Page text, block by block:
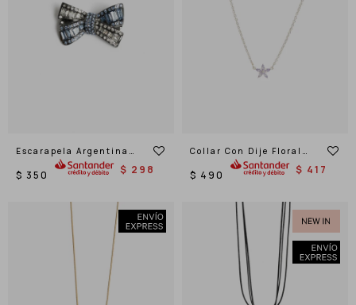
Escarapela Argentina
$ 350 $ 298
Collar Con Dije Floral
Cubic Plateado
$ 490 $ 417